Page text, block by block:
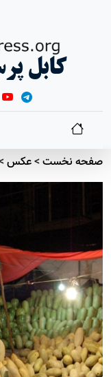
کابل
صفحه نخست>عکس